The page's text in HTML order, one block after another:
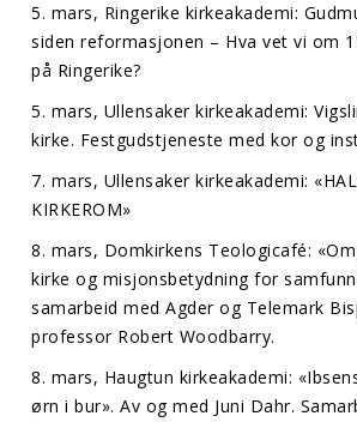
5. mars, Ringerike kirkeakademi:
siden reformasjonen – Hva vet vi om
på Ringerike?
5. mars, Ullensaker kirkeakademi:
kirke. Festgudstjeneste med kor og
7. mars, Ullensaker kirkeakademi:
KIRKEROM»
8. mars, Domkirkens Teologicafé:
kirke og misjonsbetydning for
samarbeid med Agder og Telemark
professor Robert Woodbarry.
8. mars, Haugtun kirkeakademi:
ørn i bur». Av og med Juni Dahr.